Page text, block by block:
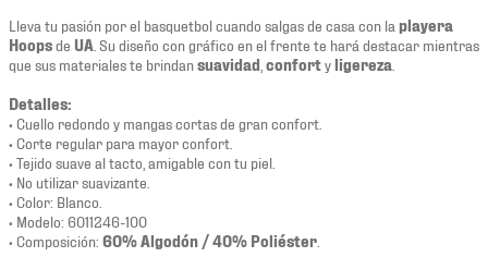
Lleva tu pasión por el basquetbol cuando salgas de casa con la playera
Hoopsde UA . Su diseño con gráfico en el frente te hará destacar mientras
que sus materiales te brindansuavidad confortyligereza
Detalles:
• Cuello redondo y mangas cortas de gran confort.
• Corte regular para mayor confort.
• Tejido suave al tacto, amigable con tu piel.
• No utilizar suavizante.
• Color: Blanco.
• Modelo: 6011246-100
• Composición: 60% Algodón / 40% Poliéster